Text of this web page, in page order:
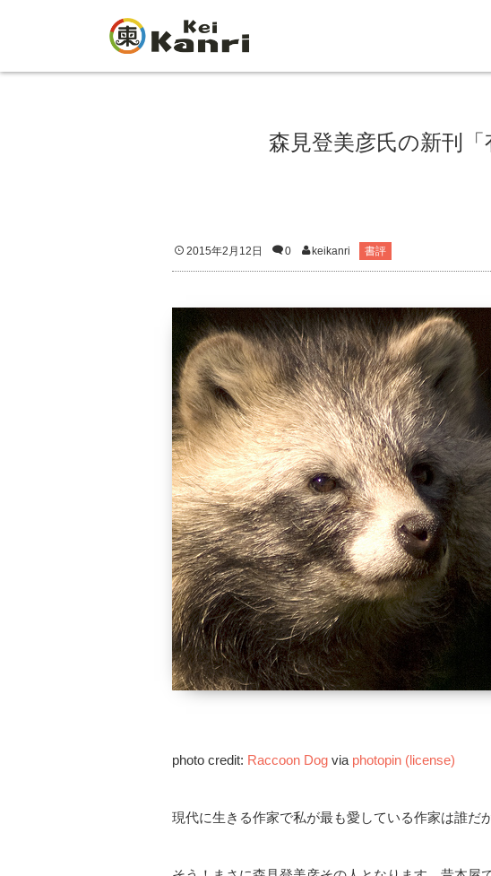
森見登美彦氏の新刊「
2015年2月12日 0 keikanri 書評
photo credit: Raccoon Dog via photopin (license)
現代に生きる作家で私が最も愛している作家は誰だ